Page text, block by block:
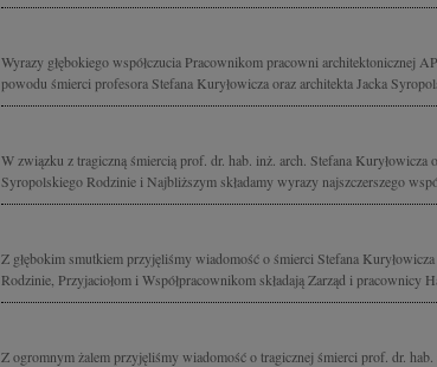
Wyrazy głębokiego współczucia Pracownikom pracowni architektonicznej
powodu śmierci profesora Stefana Kuryłowicza oraz architekta Jacka
W związku z tragiczną śmiercią prof. dr. hab. inż. arch. Stefana Kuryłowicza
Syropolskiego Rodzinie i Najbliższym składamy wyrazy najszczerszego
Z głębokim smutkiem przyjęliśmy wiadomość o śmierci Stefana Kuryłowicza
Rodzinie, Przyjaciołom i Współpracownikom składają Zarząd i pracownicy
Z ogromnym żalem przyjęliśmy wiadomość o tragicznej śmierci prof. dr.